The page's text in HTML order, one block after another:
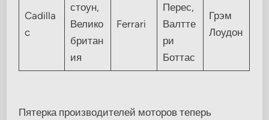
Cadilla
c
стоун,
Велико
британ
ия
Ferrari
Перес,
Валтте
ри
Боттас
Грэм
Лоудон
Пятерка производителей моторов теперь